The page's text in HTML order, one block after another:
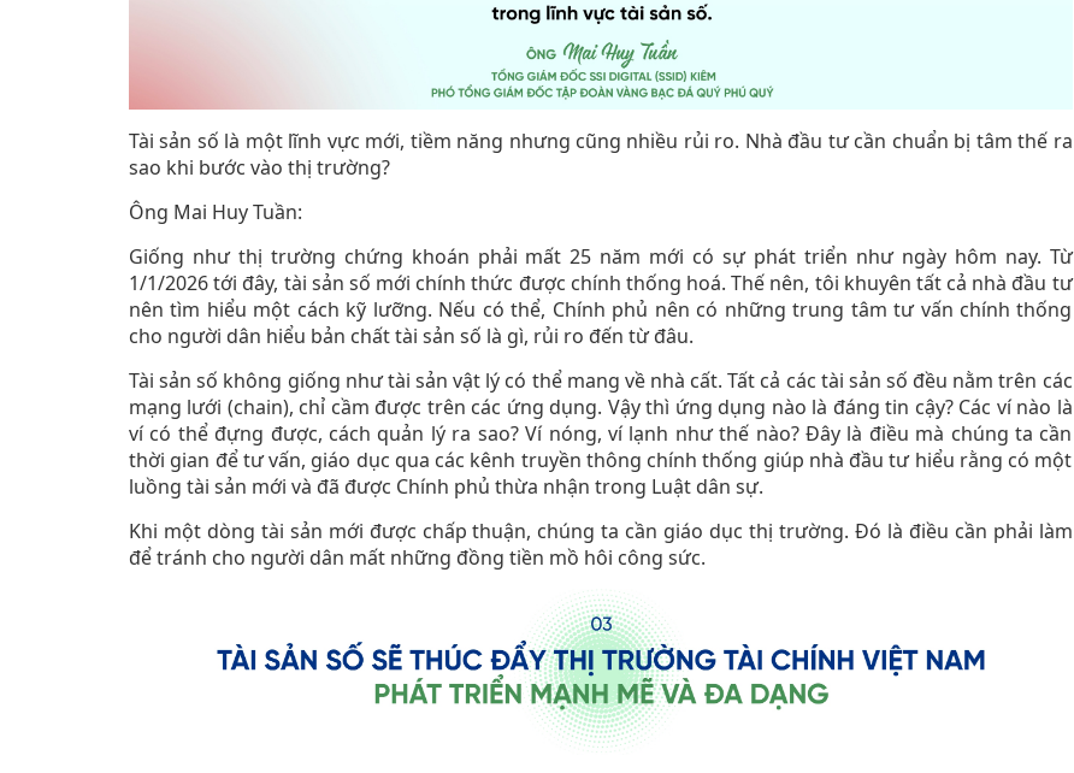
Tài sản số là một lĩnh vực mới, tiềm năng nhưng cũng nhiều rủi ro. Nhà đầu tư cần chuẩn bị tâm thế ra
sao khi bước vào thị trường?
Ông Mai Huy Tuần:
Giống như thị trường chứng khoán phải mất 25 năm mới có sự phát triển như ngày hôm nay. Từ
1/1/2026 tới đây, tài sản số mới chính thức được chính thống hoá. Thế nên, tôi khuyên tất cả nhà đầu tư
nên tìm hiểu một cách kỹ lưỡng. Nếu có thể, Chính phủ nên có những trung tâm tư vấn chính thống
cho người dân hiểu bản chất tài sản số là gì, rủi ro đến từ đâu.
Tài sản số không giống như tài sản vật lý có thể mang về nhà cất. Tất cả các tài sản số đều nằm trên các
mạng lưới (chain), chỉ cầm được trên các ứng dụng. Vậy thì ứng dụng nào là đáng tin cậy? Các ví nào là
ví có thể đựng được, cách quản lý ra sao? Ví nóng, ví lạnh như thế nào? Đây là điều mà chúng ta cần
thời gian để tư vấn, giáo dục qua các kênh truyền thông chính thống giúp nhà đầu tư hiểu rằng có một
luồng tài sản mới và đã được Chính phủ thừa nhận trong Luật dân sự.
Khi một dòng tài sản mới được chấp thuận, chúng ta cần giáo dục thị trường. Đó là điều cần phải làm
để tránh cho người dân mất những đồng tiền mồ hôi công sức.